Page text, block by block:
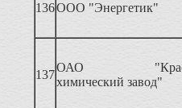
136ООО "Энергетик"
137
ОАО
химический завод"